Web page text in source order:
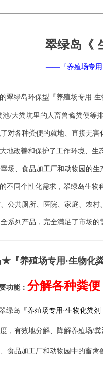
翠绿岛《
——『养殖场专用
翠绿岛环保型『养殖场专用·
池/大粪坑里的人畜兽禽粪便等
对各种粪便的就地、直接无害
地改善和保护了工作环境、生
场、食品加工厂和动物园的
不同个性化需求，翠绿岛生物
公共厕所、医院、家庭、农
系列产品，完全满足了市场的
『养殖场专用·生物化
功能： 分解各种粪便
绿岛 『养殖场专用·生物化粪剂
，有效地分解、降解养殖场/
食品加工厂和动物园中的畜